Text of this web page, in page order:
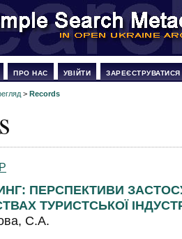
ПРО НАС УВІЙТИ ЗАРЕЄСТРУВАТИСЯ
> Records
ПЕРСПЕКТИВИ
ТУРИСТСЬКОЇ
С.А.